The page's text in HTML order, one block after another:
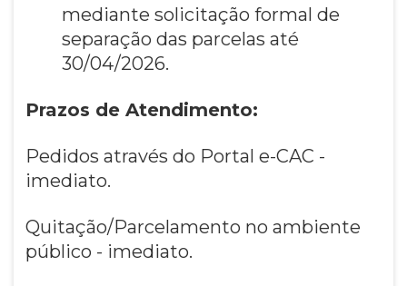
mediante solicitação formal de
separação das parcelas até
30/04/2026.
Prazos de Atendimento:
Pedidos através do Portal e-CAC -
imediato.
Quitação/Parcelamento no ambiente
público - imediato.